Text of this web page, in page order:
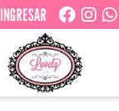
INGRESAR